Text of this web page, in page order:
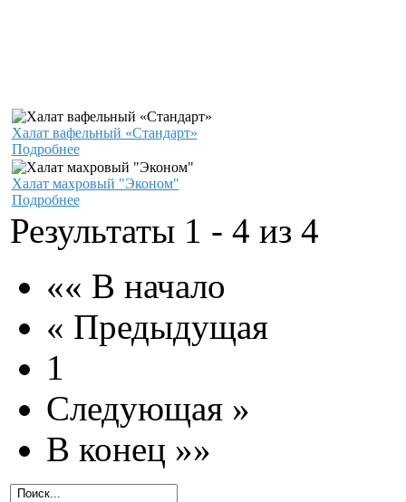
Халат вафельный «Стандарт»
Подробнее
Халат махровый "Эконом"
Подробнее
Результаты 1 - 4 из 4
«« В начало
« Предыдущая
1
Следующая »
В конец »»